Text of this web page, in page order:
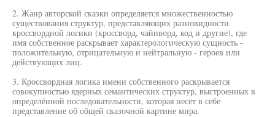
2. Жанр авторской сказки определяется множественностью
существования структур, представляющих разновидности
кроссвордной логики (кроссворд, чайнворд, код и другие), где
имя собственное раскрывает характерологическую сущность -
положительную, отрицательную и нейтральную - героев или
действующих лиц.
3. Кроссвордная логика имени собственного раскрывается
совокупностью ядерных семантических структур, выстроенных в
определённой последовательности, которая несёт в себе
представление об общей сказочной картине мира.